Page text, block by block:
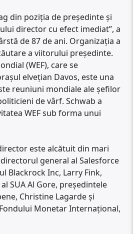
din poziţia de preşedinte şi
director cu efect imediat”, a
de 87 de ani. Organizaţia a
a viitorului preşedinte.
(WEF), care se
elveţian Davos, este una
reuniuni mondiale ale şefilor
de vârf. Schwab a
WEF sub forma unui
este alcătuit din mari
general al Salesforce
Blackrock Inc, Larry Fink,
SUA Al Gore, preşedintele
Christine Lagarde şi
Monetar Internaţional,